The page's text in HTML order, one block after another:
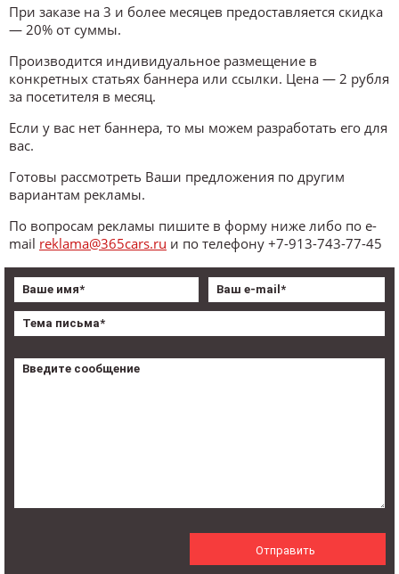
При заказе на 3 и более месяцев предоставляется скидка
— 20% от суммы.
Производится индивидуальное размещение в
конкретных статьях баннера или ссылки. Цена — 2 рубля
за посетителя в месяц.
Если у вас нет баннера, то мы можем разработать его для
вас.
Готовы рассмотреть Ваши предложения по другим
вариантам рекламы.
По вопросам рекламы пишите в форму ниже либо по e-
mail reklama@365cars.ru и по телефону +7-913-743-77-45